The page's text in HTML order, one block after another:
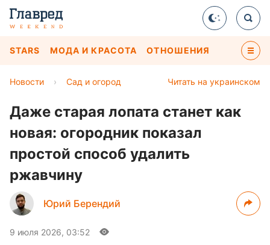
STARS МОДА И КРАСОТА ОТНОШЕНИЯ
Читать на украинском
Новости › Сад и огород
Даже старая лопата станет как
новая: огородник показал
простой способ удалить
ржавчину
Юрий Берендий
9 июля 2026, 03:52